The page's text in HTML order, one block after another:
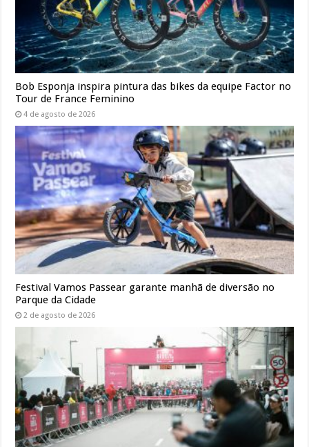
Bob Esponja inspira pintura das bikes da equipe Factor no
Tour de France Feminino
4 de agosto de 2026
Festival Vamos Passear garante manhã de diversão no
Parque da Cidade
2 de agosto de 2026